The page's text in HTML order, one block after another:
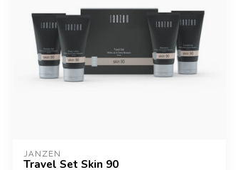
JANZEN
Travel Set Skin 90